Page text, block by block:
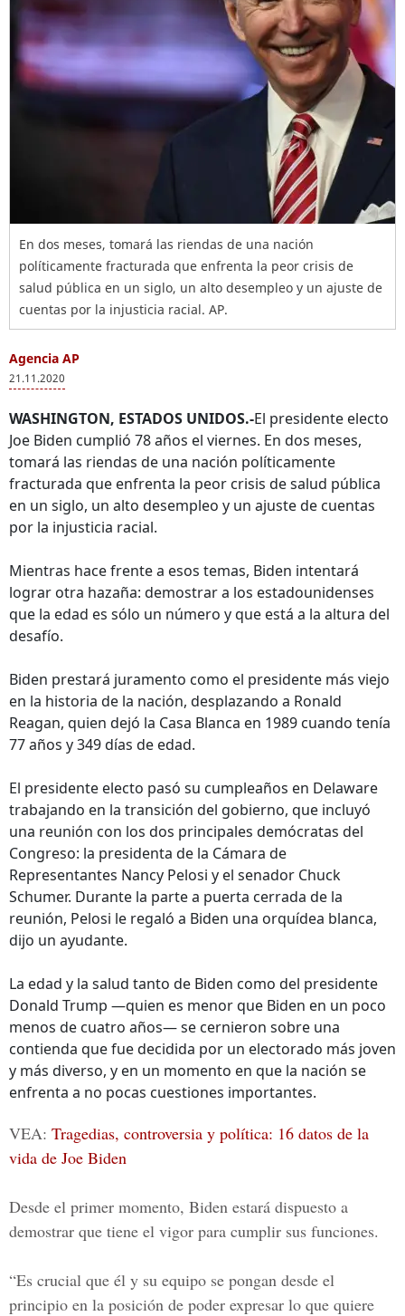
En dos meses, tomará las riendas de una nación
políticamente fracturada que enfrenta la peor crisis de
salud pública en un siglo, un alto desempleo y un ajuste de
cuentas por la injusticia racial. AP.
Agencia AP
21.11.2020
WASHINGTON, ESTADOS UNIDOS.-El presidente electo
Joe Biden cumplió 78 años el viernes. En dos meses,
tomará las riendas de una nación políticamente
fracturada que enfrenta la peor crisis de salud pública
en un siglo, un alto desempleo y un ajuste de cuentas
por la injusticia racial.
Mientras hace frente a esos temas, Biden intentará
lograr otra hazaña: demostrar a los estadounidenses
que la edad es sólo un número y que está a la altura del
desafío.
Biden prestará juramento como el presidente más viejo
en la historia de la nación, desplazando a Ronald
Reagan, quien dejó la Casa Blanca en 1989 cuando tenía
77 años y 349 días de edad.
El presidente electo pasó su cumpleaños en Delaware
trabajando en la transición del gobierno, que incluyó
una reunión con los dos principales demócratas del
Congreso: la presidenta de la Cámara de
Representantes Nancy Pelosi y el senador Chuck
Schumer. Durante la parte a puerta cerrada de la
reunión, Pelosi le regaló a Biden una orquídea blanca,
dijo un ayudante.
La edad y la salud tanto de Biden como del presidente
Donald Trump —quien es menor que Biden en un poco
menos de cuatro años— se cernieron sobre una
contienda que fue decidida por un electorado más joven
y más diverso, y en un momento en que la nación se
enfrenta a no pocas cuestiones importantes.
VEA: Tragedias, controversia y política: 16 datos de la
vida de Joe Biden
Desde el primer momento, Biden estará dispuesto a
demostrar que tiene el vigor para cumplir sus funciones.
“Es crucial que él y su equipo se pongan desde el
principio en la posición de poder expresar lo que quiere